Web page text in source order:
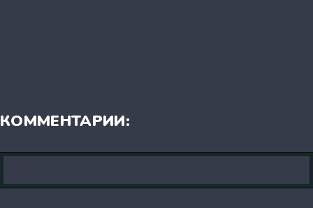
КОММЕНТАРИИ: